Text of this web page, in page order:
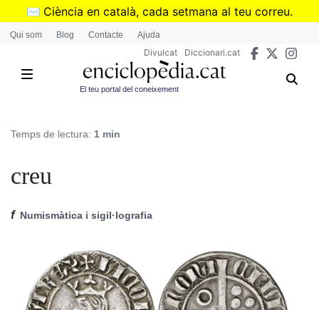
Vés
✉️ Ciència en català, cada setmana al teu correu.
➜Subscriu-te al butlletí de Divulcat
Qui som Blog Contacte Ajuda
Divulcat Diccionari.cat
El teu portal del coneixement
Temps de lectura: 1 min
creu
f Numismàtica i sigil·lografia